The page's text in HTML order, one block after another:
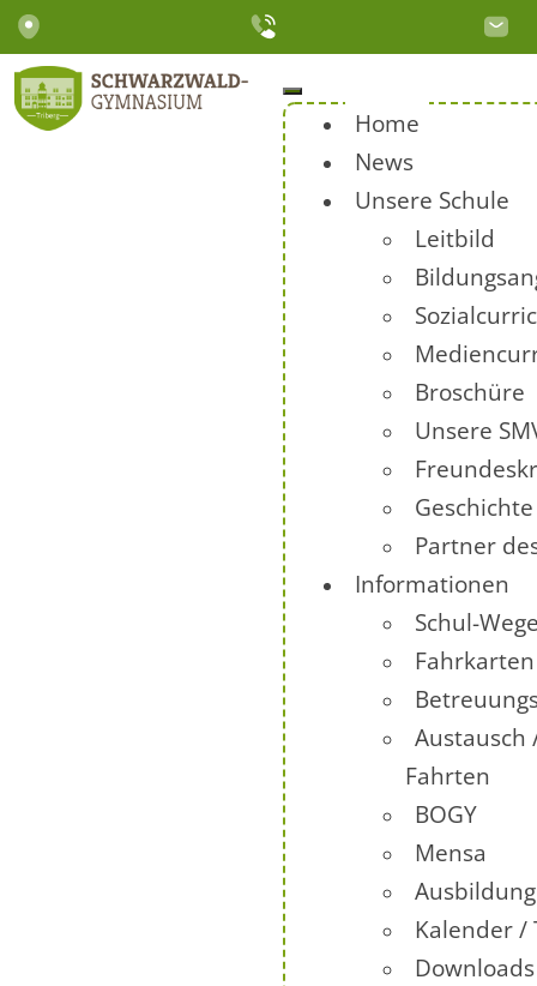
Home
News
Unsere Schule
Leitbild
Broschüre
Unsere
Geschichte
Partner
Informationen
Schul-
Fahrkarten
Austausch
Fahrten
BOGY
Mensa
Kalender /
Downloads